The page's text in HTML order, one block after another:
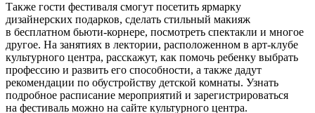
Также гости фестиваля смогут посетить ярмарку
дизайнерских подарков, сделать стильный макияж
в бесплатном бьюти-корнере, посмотреть спектакли и многое
другое. На занятиях в лектории, расположенном в арт-клубе
культурного центра, расскажут, как помочь ребенку выбрать
профессию и развить его способности, а также дадут
рекомендации по обустройству детской комнаты. Узнать
подробное расписание мероприятий и зарегистрироваться
на фестиваль можно на сайте культурного центра.